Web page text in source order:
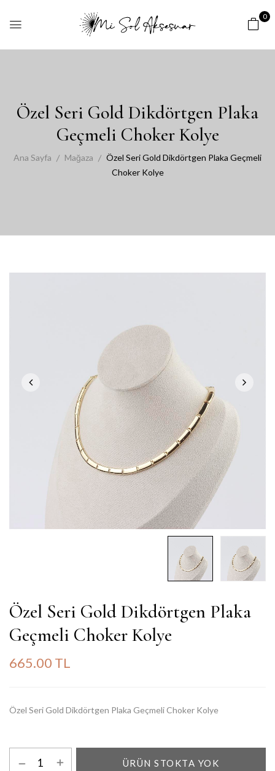
0
Özel Seri Gold Dikdörtgen Plaka
Geçmeli Choker Kolye
Ana Sayfa Mağaza
Özel Seri Gold Dikdörtgen Plaka Geçmeli
Choker Kolye
Özel Seri Gold Dikdörtgen Plaka
Geçmeli Choker Kolye
665.00 TL
Özel Seri Gold Dikdörtgen Plaka Geçmeli Choker Kolye
ÜRÜN STOKTA YOK